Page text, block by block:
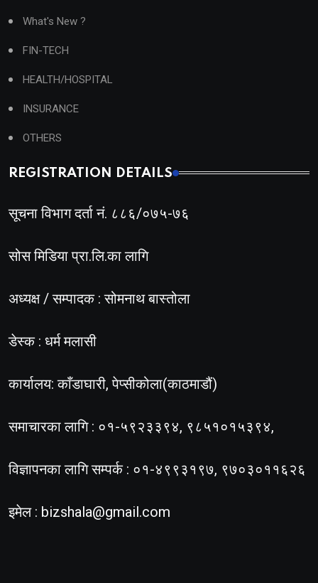
What's New ?
FIN-TECH
HEALTH/HOSPITAL
INSURANCE
OTHERS
REGISTRATION DETAILS
सूचना विभाग दर्ता नं. ८८६/०७५-७६
सोस मिडिया प्रा.लि.का लागि
अध्यक्ष / सम्पादक : सोमनाथ बास्तोला
डेस्क : धर्म मलासी
कार्यालय: काँडाघारी, पेप्सीकोला(काठमाडौं)
समाचारका लागि : ०१-५९२३३९४, ९८५१०१५३९४,
विज्ञापनका लागि सम्पर्क : ०१-४९९३१९७, ९७०३०११६२६
इमेल : bizshala@gmail.com